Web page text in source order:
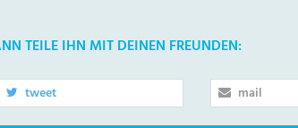
TEILE IHN MIT DEINEN FREUNDEN:
tweet mail